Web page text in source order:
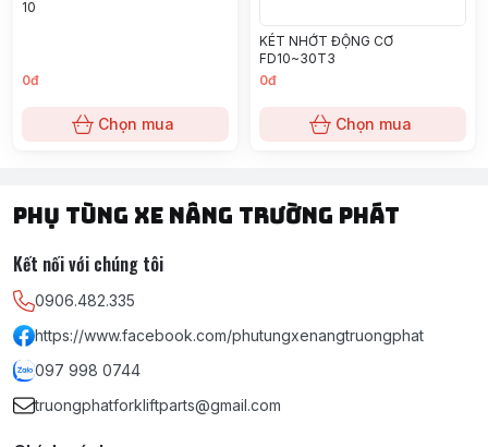
10
0đ
Chọn mua
KÉT NHỚT ĐỘNG CƠ
FD10~30T3
0đ
Chọn mua
PHỤ TÙNG XE NÂNG TRƯỜNG PHÁT
Kết nối với chúng tôi
0906.482.335
https://www.facebook.com/phutungxenangtruongphat
097 998 0744
truongphatforkliftparts@gmail.com